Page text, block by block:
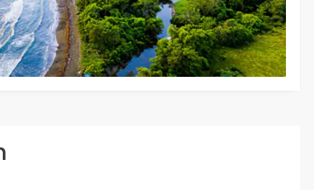
en las reservas de viajes?
y salida del país si viajo a América?
aeropuerto al hotel o viceversa no ha aparecido?